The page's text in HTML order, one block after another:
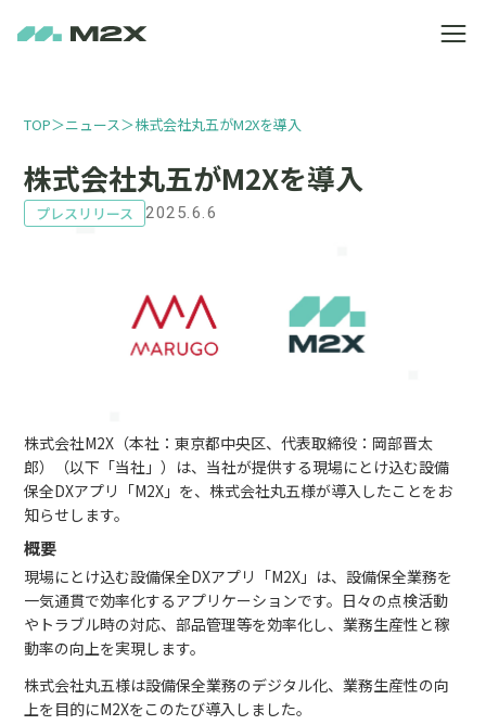
TOP＞ニュース＞株式会社丸五がM2Xを導入
株式会社丸五がM2Xを導入
プレスリリース 2025.6.6
株式会社M2X（本社：東京都中央区、代表取締役：岡部晋太
郎）（以下「当社」）は、当社が提供する現場にとけ込む設備
保全DXアプリ「M2X」を、株式会社丸五様が導入したことをお
知らせします。
概要
現場にとけ込む設備保全DXアプリ「M2X」は、設備保全業務を
一気通貫で効率化するアプリケーションです。日々の点検活動
やトラブル時の対応、部品管理等を効率化し、業務生産性と稼
動率の向上を実現します。
株式会社丸五様は設備保全業務のデジタル化、業務生産性の向
上を目的にM2Xをこのたび導入しました。